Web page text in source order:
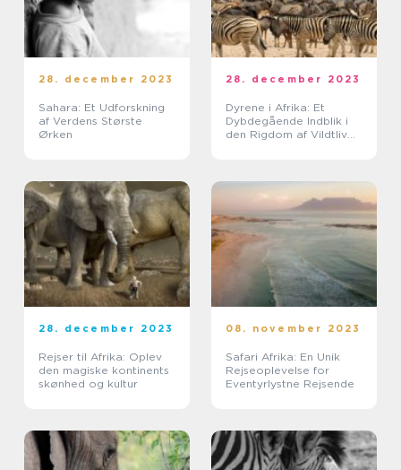
28. december 2023
Sahara: Et Udforskning
af Verdens Største
Ørken
28. december 2023
Dyrene i Afrika: Et
Dybdegående Indblik i
den Rigdom af Vildtliv
28. december 2023
Rejser til Afrika: Oplev
den magiske kontinents
skønhed og kultur
08. november 2023
Safari Afrika: En Unik
Rejseoplevelse for
Eventyrlystne Rejsende